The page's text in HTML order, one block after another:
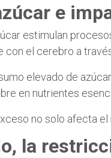
e
estimulan
el cerebro a
elevado de
en nutrientes
no solo afecta
la